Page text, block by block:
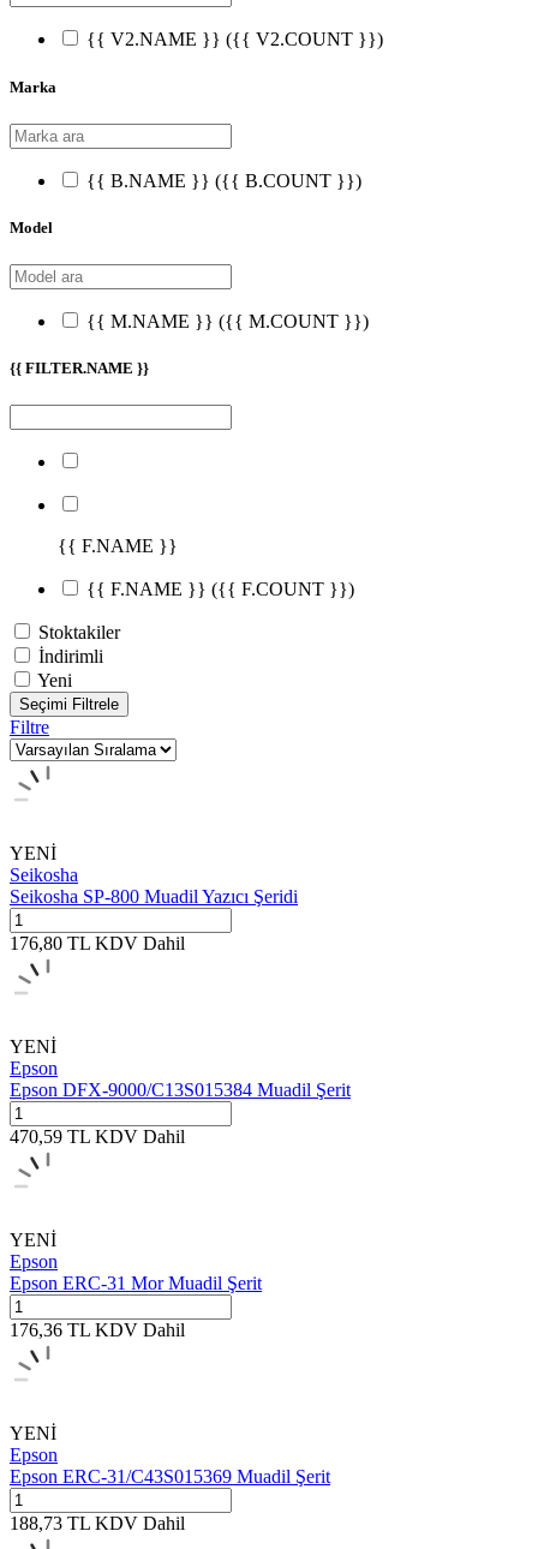
{{ V2.NAME }} ({{ V2.COUNT }})
Marka
{{ B.NAME }} ({{ B.COUNT }})
Model
{{ M.NAME }} ({{ M.COUNT }})
{{ FILTER.NAME }}
{{ F.NAME }}
{{ F.NAME }} ({{ F.COUNT }})
Stoktakiler
İndirimli
Yeni
Seçimi Filtrele
Filtre
YENİ
Seikosha
Seikosha SP-800 Muadil Yazıcı Şeridi
176,80 TL KDV Dahil
YENİ
Epson
Epson DFX-9000/C13S015384 Muadil Şerit
470,59 TL KDV Dahil
YENİ
Epson
Epson ERC-31 Mor Muadil Şerit
176,36 TL KDV Dahil
YENİ
Epson
Epson ERC-31/C43S015369 Muadil Şerit
188,73 TL KDV Dahil